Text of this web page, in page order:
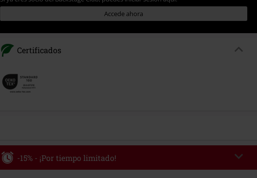
Accede ahora
Certificados
-15% - ¡Por tiempo limitado!